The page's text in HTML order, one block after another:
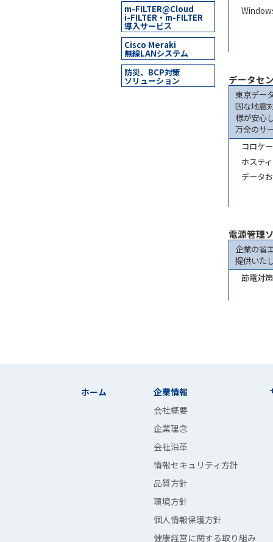
m-FILTER@Cloud
i-FILTER・m-FILTER
導入サービス
Cisco Meraki
無線LANシステム
防災、BCP対策
ソリューション データセ
東京デー
固な地震
様が安心
万全のサ
コロケ
ホステ
データ
電源管理
企業の省
提供いた
節電対
ホーム
企業情報
会社概要
企業理念
会社沿革
情報セキュリティ方針
品質方針
環境方針
個人情報保護方針
健康経営に関する取り組み